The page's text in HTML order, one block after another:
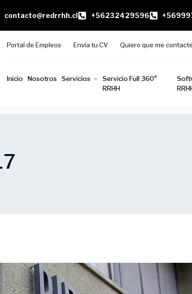
contacto@redrrhh.cl +56232429596
Portal de Empleos Envia tu CV Quiero que me
Inicio Nosotros Servicios
Servicio Full 360°
RRHH